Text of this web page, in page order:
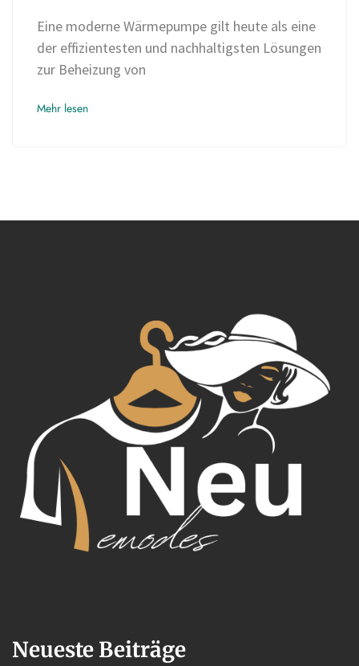
Eine moderne Wärmepumpe gilt heute als eine
der effizientesten und nachhaltigsten Lösungen
zur Beheizung von
Mehr lesen
Neueste Beiträge